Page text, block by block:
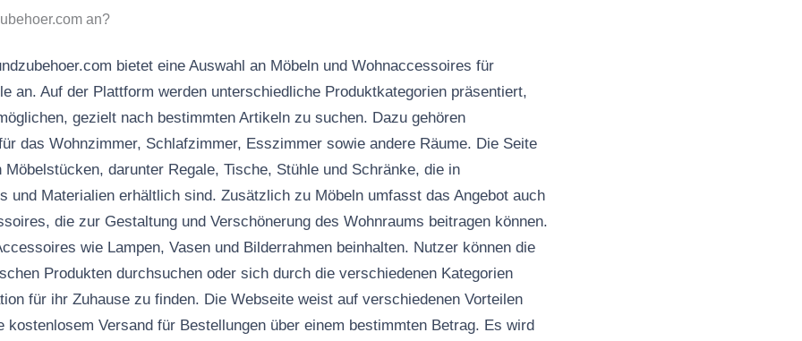
an?
bietet eine Auswahl an Möbeln und Wohnaccessoires für
an. Auf der Plattform werden unterschiedliche Produktkategorien präsentiert,
gezielt nach bestimmten Artikeln zu suchen. Dazu gehören
das Wohnzimmer, Schlafzimmer, Esszimmer sowie andere Räume. Die Seite
darunter Regale, Tische, Stühle und Schränke, die in
und Materialien erhältlich sind. Zusätzlich zu Möbeln umfasst das Angebot auch
die zur Gestaltung und Verschönerung des Wohnraums beitragen können.
wie Lampen, Vasen und Bilderrahmen beinhalten. Nutzer können die
Produkten durchsuchen oder sich durch die verschiedenen Kategorien
für ihr Zuhause zu finden. Die Webseite weist auf verschiedenen Vorteilen
kostenlosem Versand für Bestellungen über einem bestimmten Betrag. Es wird